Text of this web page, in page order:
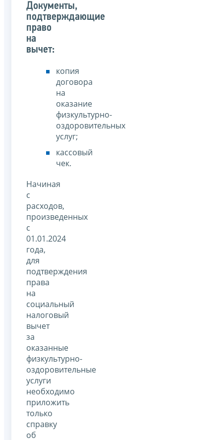
Документы,
подтверждающие
право
на
вычет:
копия
договора
на
оказание
физкультурно-
оздоровительных
услуг;
кассовый
чек.
Начиная
с
расходов,
произведенных
с
01.01.2024
года,
для
подтверждения
права
на
социальный
налоговый
вычет
за
оказанные
физкультурно-
оздоровительные
услуги
необходимо
приложить
только
справку
об